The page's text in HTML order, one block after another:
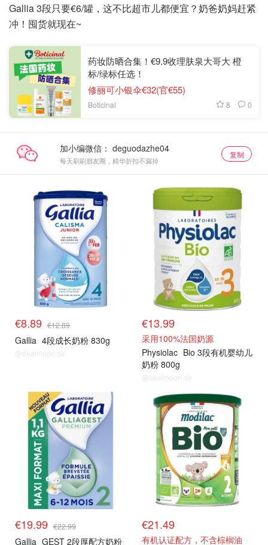
Gallia 3段只要€6/罐，这不比超市儿都便宜？奶爸奶妈赶紧
冲！囤货就现在~
药妆防晒合集！€9.9收理肤泉大哥大 橙
标/绿标任选！
修丽可小银伞€32(官€55)
Boticinal 8 0
加小编微信：
每天刷刷朋友圈，精华折扣不漏掉
复制
€8.89 €12.89
Gallia 4段成长奶粉 830g
@dealmoon.de
€13.99
采用100%法国奶源
Physiolac Bio 3段有机婴幼儿
奶粉 800g
@dealmoon.de
€19.99 €22.99
Gallia GEST 2段厚配方奶粉
€21.49
有机认证配方，不含棕榈油